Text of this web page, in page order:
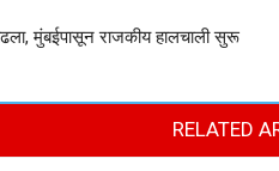
मुंबईपासून राजकीय हालचाली सुरू
RELATED